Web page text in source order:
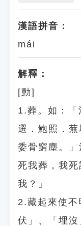
漢語拼音：
mái
解釋：
[動]
1.葬。如：「
選．鮑照．蕪
委骨窮塵。
死我葬，我
我？」
2.藏起來使不
伏」、「埋